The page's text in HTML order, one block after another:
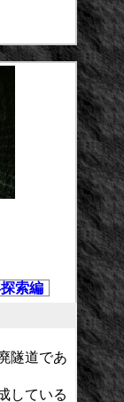
索編
隧道であ
している